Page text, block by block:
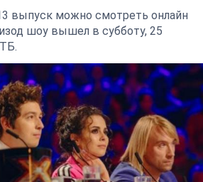
выпуск можно смотреть онлайн
шоу вышел в субботу, 25